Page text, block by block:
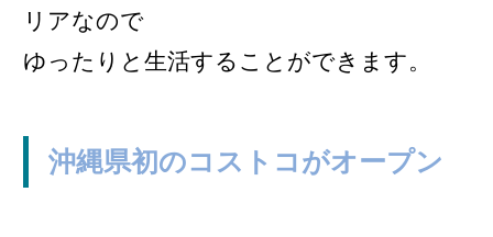
リアなので
ゆったりと生活することができます。
沖縄県初のコストコがオープン